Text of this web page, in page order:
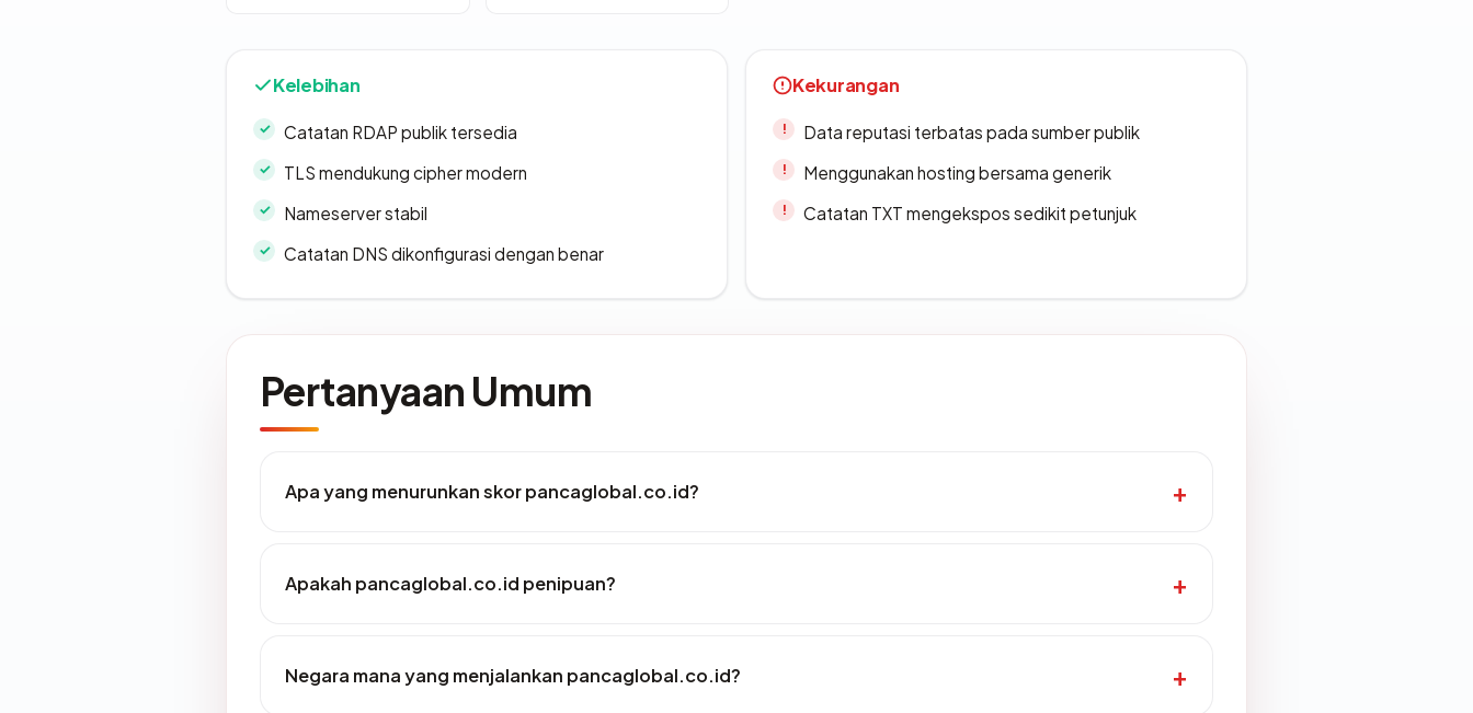
Kelebihan
Catatan RDAP publik tersedia
TLS mendukung cipher modern
Nameserver stabil
Catatan DNS dikonfigurasi dengan benar
Kekurangan
Data reputasi terbatas pada sumber publik
Menggunakan hosting bersama generik
Catatan TXT mengekspos sedikit petunjuk
Pertanyaan Umum
Apa yang menurunkan skor pancaglobal.co.id?
Apakah pancaglobal.co.id penipuan?
Negara mana yang menjalankan pancaglobal.co.id?